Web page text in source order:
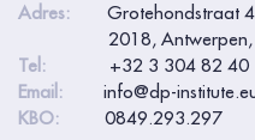
Adres:
Grotehondstraat
2018, Antwerpen,
Tel:
+32 3 304 82 40
Email:
info@dp-
KBO:
0849.293.297